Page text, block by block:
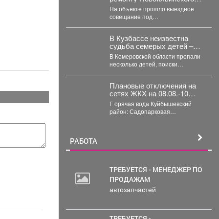
тоннеля идут в
соответствии с графиком
На объекте прошло выездное
совещание под
Новокузнецка Евгения Бедарева.
В настоящее...
В Кузбассе неизвестна
судьба семерых детей –
как сквозь землю
провалились
В Кемеровской области пропали
несколько детей, поиски
Плановые отключения на
сетях ЖКХ на 08.08.-10
августа 2026 г. (г.
Новокузнецк)
Г орячая вода Куйбышевский
район: Садопарковая
РАБОТА
ТРЕБУЕТСЯ - МЕНЕДЖЕР ПО
ПРОДАЖАМ
автозапчастей